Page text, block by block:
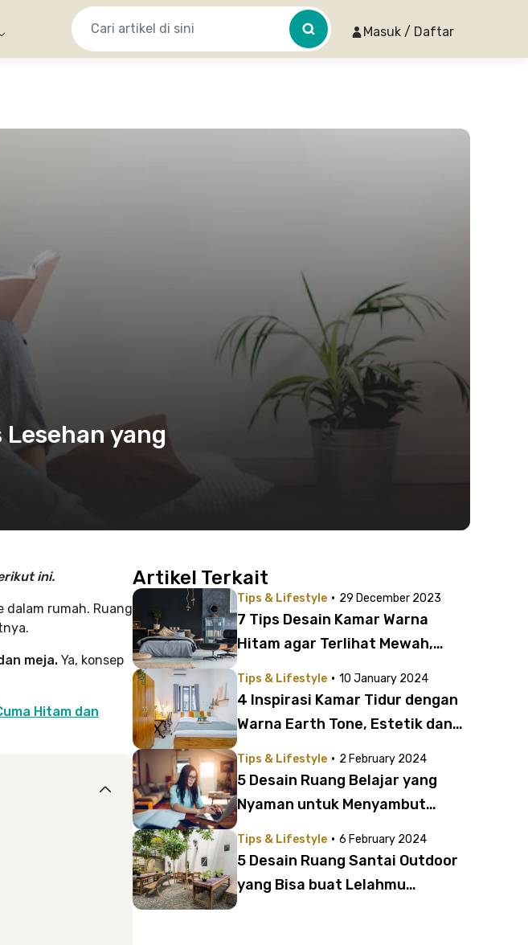
Masuk / Daftar
yang
ini.
rumah. Ruang
meja. Ya, konsep
Hitam dan
Artikel Terkait
Tips & Lifestyle · 29 December 2023
7 Tips Desain Kamar Warna
Hitam agar Terlihat Mewah,
Tips & Lifestyle · 10 January 2024
4 Inspirasi Kamar Tidur dengan
Warna Earth Tone, Estetik dan
Tips & Lifestyle · 2 February 2024
5 Desain Ruang Belajar yang
Nyaman untuk Menyambut
Tips & Lifestyle · 6 February 2024
5 Desain Ruang Santai Outdoor
yang Bisa buat Lelahmu